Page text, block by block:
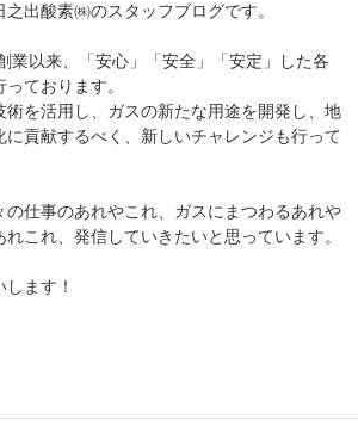
出酸素㈱のスタッフブログです。
業以来、「安心」「安全」「安定」した各
ております。
術を活用し、ガスの新たな用途を開発し、地
貢献するべく、新しいチャレンジも行って
の仕事のあれやこれ、ガスにまつわるあれや
これ、発信していきたいと思っています。
ます！